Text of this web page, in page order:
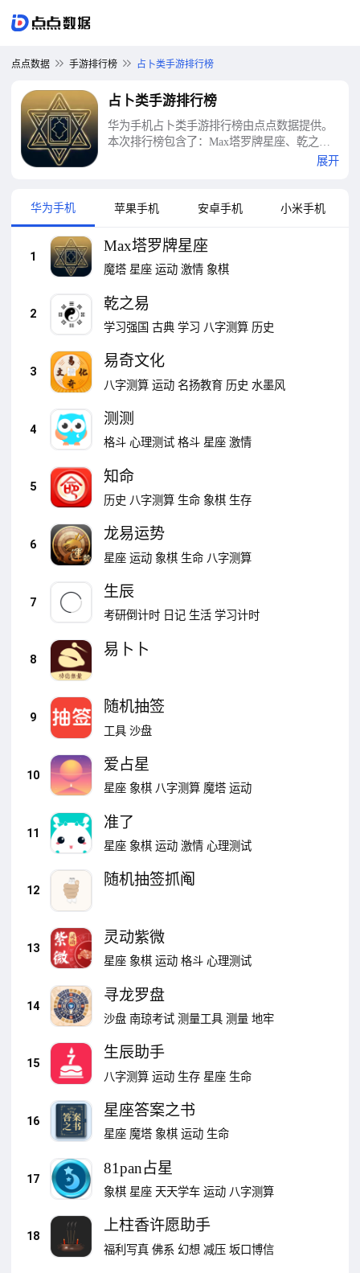
点点数据 手游排行榜 占卜类手游排行榜
占卜类手游排行榜
华为手机占卜类手游排行榜由点点数据提供。
本次排行榜包含了：Max塔罗牌星座、乾之
易、易奇文化、测测、知命、龙易运势、生展开
华为手机 苹果手机 安卓手机 小米手机
1
Max塔罗牌星座
魔塔 星座 运动 激情 象棋
2
乾之易
学习强国 古典 学习 八字测算 历史
3
易奇文化
八字测算 运动 名扬教育 历史 水墨风
4
测测
格斗 心理测试 格斗 星座 激情
5
知命
历史 八字测算 生命 象棋 生存
6
龙易运势
星座 运动 象棋 生命 八字测算
7
生辰
考研倒计时 日记 生活 学习计时
8
易卜卜
9
随机抽签
工具 沙盘
10
爱占星
星座 象棋 八字测算 魔塔 运动
11
准了
星座 象棋 运动 激情 心理测试
12
随机抽签抓阄
13
灵动紫微
星座 象棋 运动 格斗 心理测试
14
寻龙罗盘
沙盘 南琼考试 测量工具 测量 地牢
15
生辰助手
八字测算 运动 生存 星座 生命
16
星座答案之书
星座 魔塔 象棋 运动 生命
17
81pan占星
象棋 星座 天天学车 运动 八字测算
18
上柱香许愿助手
福利写真 佛系 幻想 减压 坂口博信